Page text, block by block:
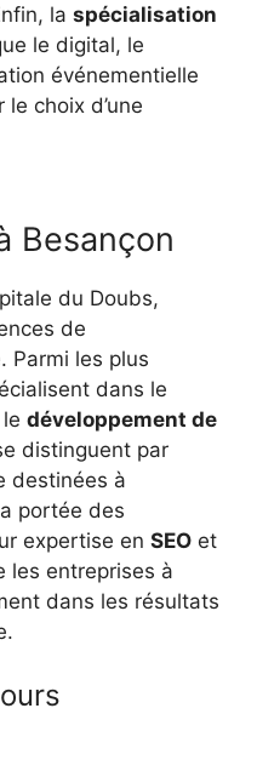
la spécialisation
le digital, le
événementielle
choix d’une
Besançon
du Doubs,
de
Parmi les plus
dans le
développement de
distinguent par
destinées à
portée des
expertise en SEO et
les entreprises à
dans les résultats